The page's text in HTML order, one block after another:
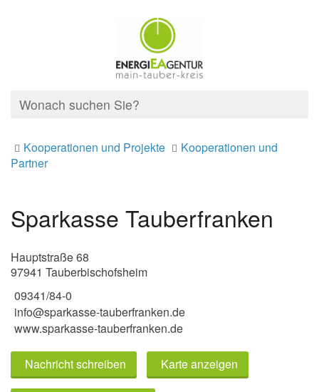
Kooperationen und Projekte
Kooperationen und
Partner
Sparkasse Tauberfranken
Hauptstraße 68
97941 Tauberbischofsheim
09341/84-0
info@sparkasse-tauberfranken.de
www.sparkasse-tauberfranken.de
Nachricht schreiben Karte anzeigen